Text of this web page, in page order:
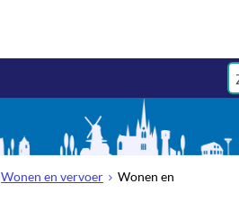
Wonen en vervoer
Wonen en